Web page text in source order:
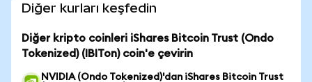
Diğer kurları keşfedin
Diğer kripto coinleri iShares Bitcoin Trust (Ondo
Tokenized) (IBITon) coin'e çevirin
NVIDIA (Ondo Tokenized)'dan iShares Bitcoin Trust